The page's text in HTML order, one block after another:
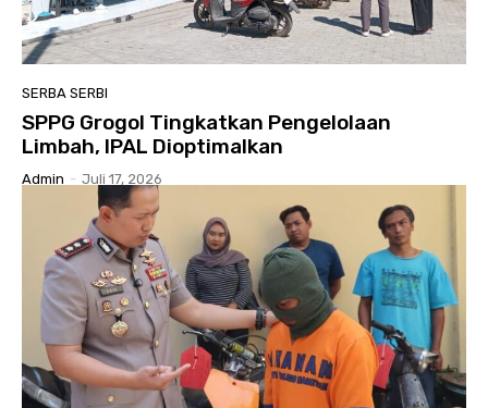
SERBA SERBI
SPPG Grogol Tingkatkan Pengelolaan
Limbah, IPAL Dioptimalkan
Admin - Juli 17, 2026